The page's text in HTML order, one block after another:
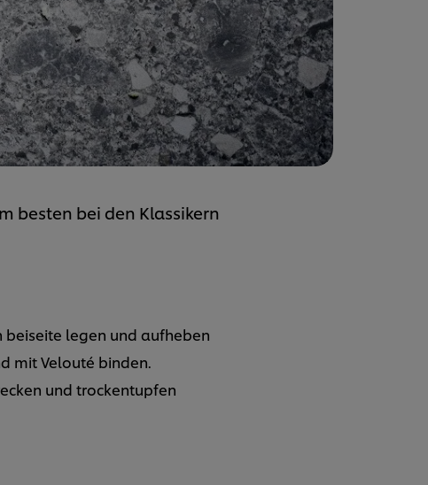
besten bei den Klassikern
beiseite legen und aufheben
mit Velouté binden.
und trockentupfen